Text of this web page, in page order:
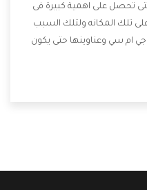
تحصل على اهمية كبيرة فى
تلك المكانه ولتلك السبب
جي ام سي وعناوينها حتى يكون
المستهلك لكى نحافظ